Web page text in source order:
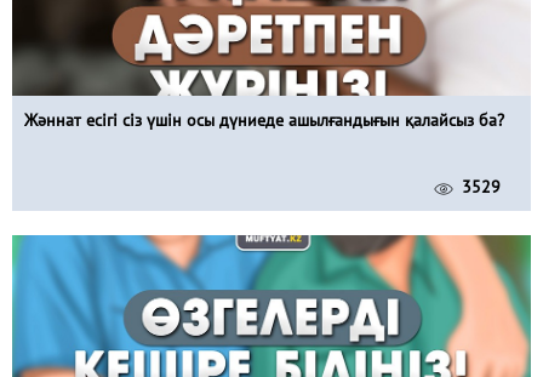
Жәннат есігі сіз үшін осы дүниеде ашылғандығын қалайсыз ба?
3529